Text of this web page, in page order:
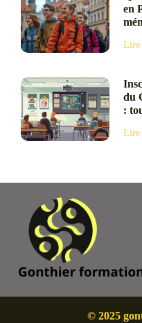
en
Lire
du
:
Lire
© 2025